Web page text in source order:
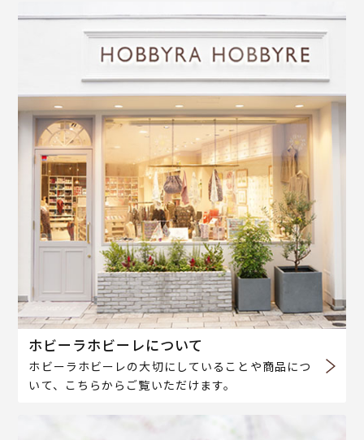
ホビーラホビーレについて
ホビーラホビーレの大切にしていることや商品につ
いて、こちらからご覧いただけます。